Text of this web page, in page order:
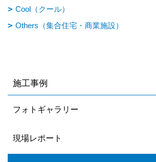
Cool（クール）
Others（集合住宅・商業施設）
施工事例
フォトギャラリー
現場レポート